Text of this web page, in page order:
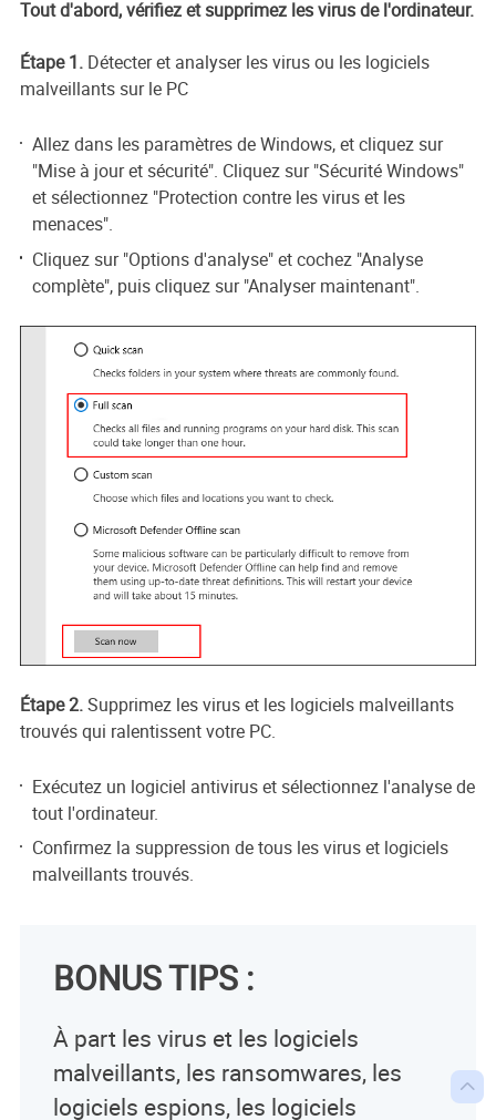

Tout d'abord, vérifiez et supprimez les virus de l'ordinateur.
Étape 1. Détecter et analyser les virus ou les logiciels
malveillants sur le PC
Allez dans les paramètres de Windows, et cliquez sur
"Mise à jour et sécurité". Cliquez sur "Sécurité Windows"
et sélectionnez "Protection contre les virus et les
menaces".
Cliquez sur "Options d'analyse" et cochez "Analyse
complète", puis cliquez sur "Analyser maintenant".
Étape 2.Supprimez les virus et les logiciels malveillants
trouvés qui ralentissent votre PC.
Exécutez un logiciel antivirus et sélectionnez l'analyse de
tout l'ordinateur.
Confirmez la suppression de tous les virus et logiciels
malveillants trouvés.
BONUS TIPS :
À part les virus et les logiciels
malveillants, les ransomwares, les
logiciels espions, les logiciels